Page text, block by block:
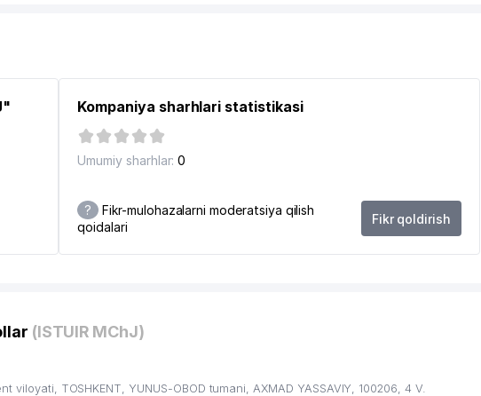
355 м
414 м
415 м
Kompaniya sharhlari statistikasi
Umumiy sharhlar: 0
?
Fikr-mulohazalarni moderatsiya qilish
qoidalari
Fikr qoldirish
(ISTUIR MChJ)
TOSHKENT, YUNUS-OBOD tumani, AXMAD YASSAVIY, 100206, 4 V.